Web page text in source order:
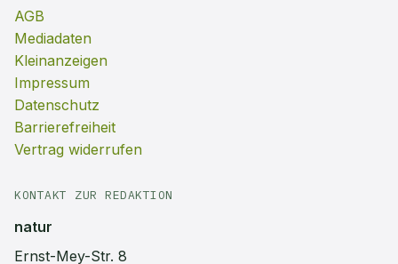
AGB
Mediadaten
Kleinanzeigen
Impressum
Datenschutz
Barrierefreiheit
Vertrag widerrufen
KONTAKT ZUR REDAKTION
natur
Ernst-Mey-Str. 8